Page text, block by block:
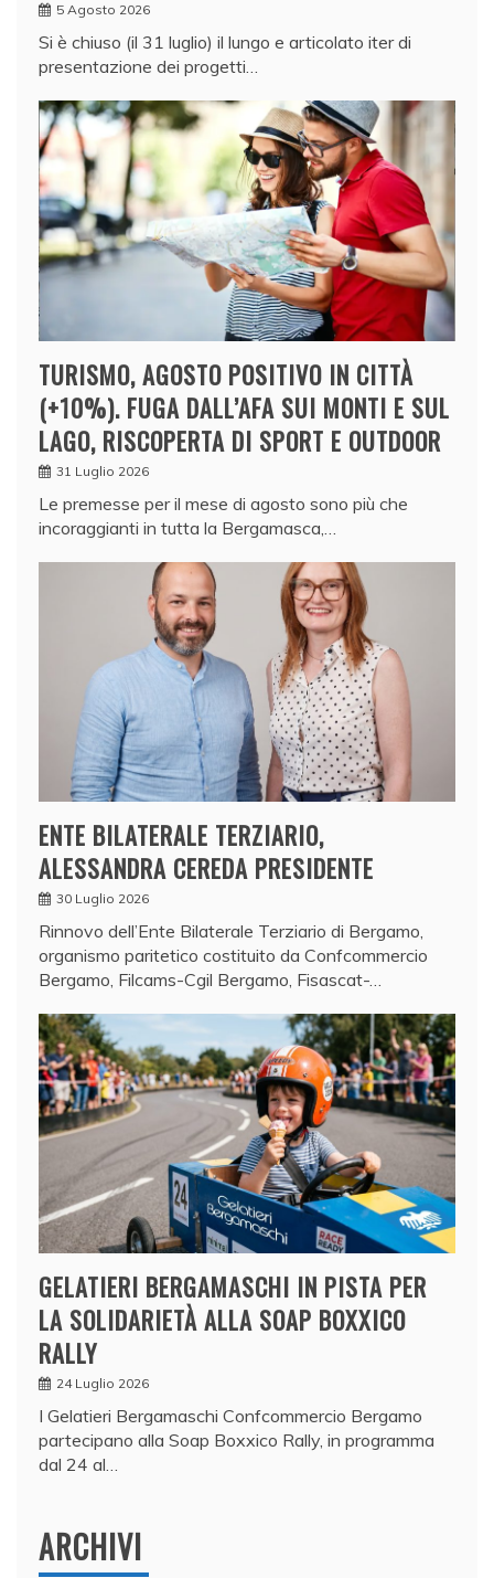
5 Agosto 2026
Si è chiuso (il 31 luglio) il lungo e articolato iter di
presentazione dei progetti…
TURISMO, AGOSTO POSITIVO IN CITTÀ
(+10%). FUGA DALL’AFA SUI MONTI E SUL
LAGO, RISCOPERTA DI SPORT E OUTDOOR
31 Luglio 2026
Le premesse per il mese di agosto sono più che
incoraggianti in tutta la Bergamasca,…
ENTE BILATERALE TERZIARIO,
ALESSANDRA CEREDA PRESIDENTE
30 Luglio 2026
Rinnovo dell’Ente Bilaterale Terziario di Bergamo,
organismo paritetico costituito da Confcommercio
Bergamo, Filcams-Cgil Bergamo, Fisascat-…
GELATIERI BERGAMASCHI IN PISTA PER
LA SOLIDARIETÀ ALLA SOAP BOXXICO
RALLY
24 Luglio 2026
I Gelatieri Bergamaschi Confcommercio Bergamo
partecipano alla Soap Boxxico Rally, in programma
dal 24 al…
ARCHIVI